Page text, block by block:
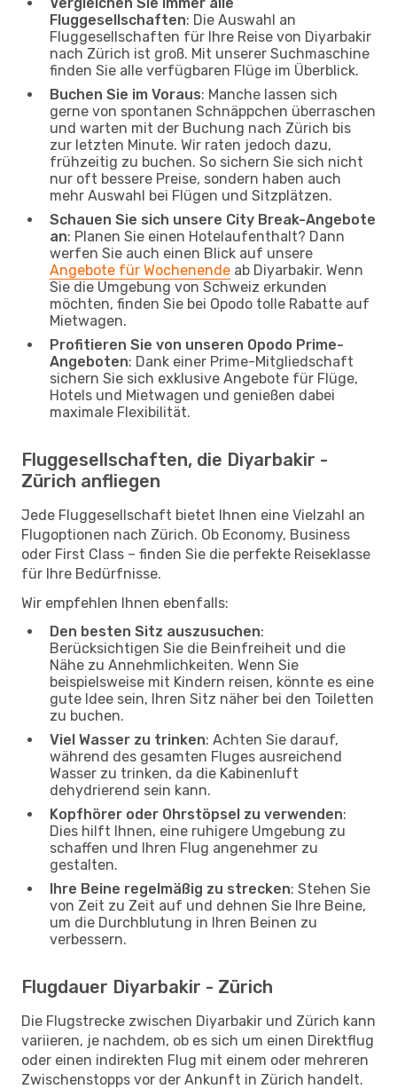
Fluggesellschaften: Die Auswahl an
Fluggesellschaften für Ihre Reise von Diyarbakir
nach Zürich ist groß. Mit unserer Suchmaschine
finden Sie alle verfügbaren Flüge im Überblick.
Buchen Sie im Voraus: Manche lassen sich
gerne von spontanen Schnäppchen überraschen
und warten mit der Buchung nach Zürich bis
zur letzten Minute. Wir raten jedoch dazu,
frühzeitig zu buchen. So sichern Sie sich nicht
nur oft bessere Preise, sondern haben auch
mehr Auswahl bei Flügen und Sitzplätzen.
Schauen Sie sich unsere City Break-Angebote
an: Planen Sie einen Hotelaufenthalt? Dann
werfen Sie auch einen Blick auf unsere
Angebote für Wochenende ab Diyarbakir. Wenn
Sie die Umgebung von Schweiz erkunden
möchten, finden Sie bei Opodo tolle Rabatte auf
Mietwagen.
Profitieren Sie von unseren Opodo Prime-
Angeboten: Dank einer Prime-Mitgliedschaft
sichern Sie sich exklusive Angebote für Flüge,
Hotels und Mietwagen und genießen dabei
maximale Flexibilität.
Fluggesellschaften, die Diyarbakir -
Zürich anfliegen
Jede Fluggesellschaft bietet Ihnen eine Vielzahl an
Flugoptionen nach Zürich. Ob Economy, Business
oder First Class – finden Sie die perfekte Reiseklasse
für Ihre Bedürfnisse.
Wir empfehlen Ihnen ebenfalls:
Den besten Sitz auszusuchen:
Berücksichtigen Sie die Beinfreiheit und die
Nähe zu Annehmlichkeiten. Wenn Sie
beispielsweise mit Kindern reisen, könnte es eine
gute Idee sein, Ihren Sitz näher bei den Toiletten
zu buchen.
Viel Wasser zu trinken: Achten Sie darauf,
während des gesamten Fluges ausreichend
Wasser zu trinken, da die Kabinenluft
dehydrierend sein kann.
Kopfhörer oder Ohrstöpsel zu verwenden:
Dies hilft Ihnen, eine ruhigere Umgebung zu
schaffen und Ihren Flug angenehmer zu
gestalten.
Ihre Beine regelmäßig zu strecken: Stehen Sie
von Zeit zu Zeit auf und dehnen Sie Ihre Beine,
um die Durchblutung in Ihren Beinen zu
verbessern.
Flugdauer Diyarbakir - Zürich
Die Flugstrecke zwischen Diyarbakir und Zürich kann
variieren, je nachdem, ob es sich um einen Direktflug
oder einen indirekten Flug mit einem oder mehreren
Zwischenstopps vor der Ankunft in Zürich handelt.